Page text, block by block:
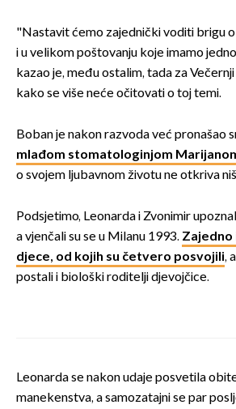
"Nastavit ćemo zajednički voditi brigu o
i u velikom poštovanju koje imamo
kazao je, među ostalim, tada za
kako se više neće očitovati o toj temi.
Boban je nakon razvoda već pronašao
mlađom stomatologinjom
o svojem ljubavnom životu ne otkriva
Podsjetimo, Leonarda i Zvonimir
a vjenčali su se u Milanu 1993.
djece, od kojih su četvero posvojili,
postali i biološki roditelji djevojčice.
Leonarda se nakon udaje posvetila
manekenstva, a samozatajni se par